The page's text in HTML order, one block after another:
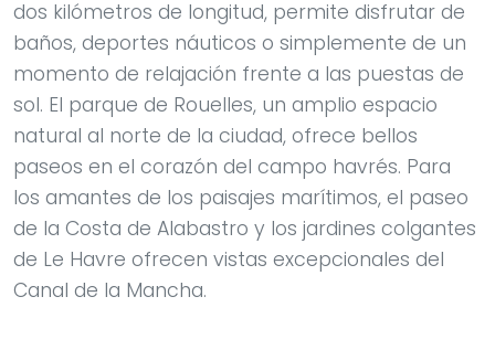
dos kilómetros de longitud, permite disfrutar de
baños, deportes náuticos o simplemente de un
momento de relajación frente a las puestas de
sol. El parque de Rouelles, un amplio espacio
natural al norte de la ciudad, ofrece bellos
paseos en el corazón del campo havrés. Para
los amantes de los paisajes marítimos, el paseo
de la Costa de Alabastro y los jardines colgantes
de Le Havre ofrecen vistas excepcionales del
Canal de la Mancha.